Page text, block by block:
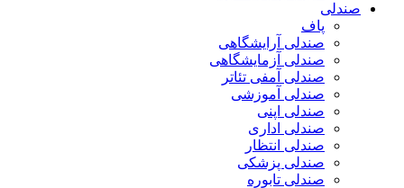
صندلی
پاف
صندلی آرایشگاهی
صندلی آزمایشگاهی
صندلی آمفی تئاتر
صندلی آموزشی
صندلی اپنی
صندلی اداری
صندلی انتظار
صندلی پزشکی
صندلی تابوره